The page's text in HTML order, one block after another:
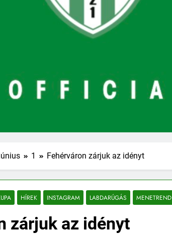
1 Fehérváron zárjuk az idényt
HÍREK INSTAGRAM LABDARÚGÁS MENETREND
zárjuk az idényt